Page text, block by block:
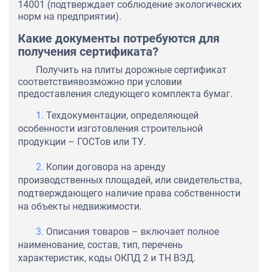
14001 (подтверждает соблюдение экологических
норм на предприятии).
Какие документы потребуются для
получения сертификата?
Получить на плиты дорожные сертификат
соответствиявозможно при условии
предоставления следующего комплекта бумаг.
Техдокументации, определяющей
особенности изготовления строительной
продукции – ГОСТов или ТУ.
Копии договора на аренду
производственных площадей, или свидетельства,
подтверждающего наличие права собственности
на объекты недвижимости.
Описания товаров – включает полное
наименование, состав, тип, перечень
характеристик, коды ОКПД 2 и ТН ВЭД.